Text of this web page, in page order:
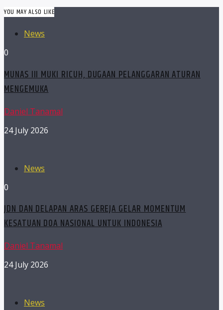
YOU MAY ALSO LIKE
News
0
MUNAS III MUKI RICUH, DUGAAN PELANGGARAN ATURAN
MENGEMUKA
Daniel Tanamal
24 July 2026
News
0
JDN DAN DELAPAN ARAS GEREJA GELAR MOMENTUM
KESATUAN DOA NASIONAL UNTUK INDONESIA
Daniel Tanamal
24 July 2026
News